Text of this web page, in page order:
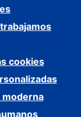
cookies
moderna